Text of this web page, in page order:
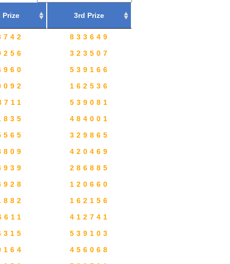
Prize 3rd Prize
833649
323507
539166
162536
539081
484001
329865
420469
286885
120660
162156
412741
539103
456068